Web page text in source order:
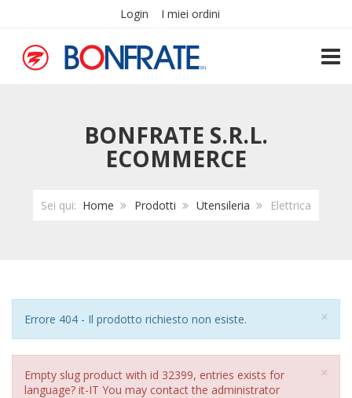
Login I miei ordini
BONFRATE S.R.L.
ECOMMERCE
Sei qui: Home Prodotti Utensileria Elettrica
×
Avviso
Errore 404 - Il prodotto richiesto non esiste.
×
Errore
Empty slug product with id 32399, entries exists for
language? it-IT You may contact the administrator